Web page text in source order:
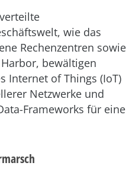
wie das
Rechenzentren sowie
bewältigen
Internet of Things (IoT)
Netzwerke und
Frameworks für eine